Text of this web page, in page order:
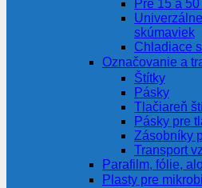
Pre 15 a
skúmaviek
Chladiace
Označovanie a
Štítky
Pásky
Tlačiareň
Pásky pre
Zásobníky
Transport
Parafilm, fólie,
Plasty pre